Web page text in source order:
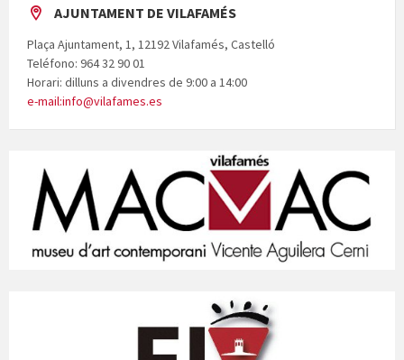
AJUNTAMENT DE VILAFAMÉS
Plaça Ajuntament, 1, 12192 Vilafamés, Castelló
Teléfono: 964 32 90 01
Horari: dilluns a divendres de 9:00 a 14:00
e-mail:info@vilafames.es